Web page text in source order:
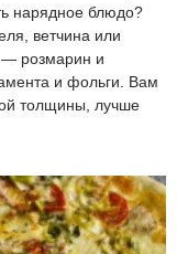
нарядное блюдо?
ветчина или
— розмарин и
и фольги. Вам
толщины, лучше